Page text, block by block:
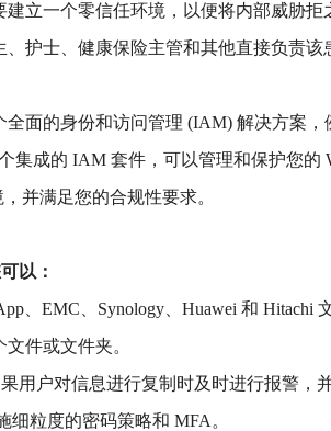
立一个零信任环境，以便将内部威胁拒
护士、健康保险主管和其他直接负责该
面的身份和访问管理 (IAM) 解决方案，
集成的 IAM 套件，可以管理和保护您的
，并满足您的合规性要求。
以：
、EMC、Synology、Huawei 和 Hitachi
件或文件夹。
用户对信息进行复制时及时进行报警，
粒度的密码策略和 MFA。